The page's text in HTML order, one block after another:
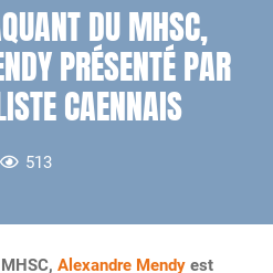
DU MHSC,
PRÉSENTÉ PAR
CAENNAIS
513
Alexandre Mendyest